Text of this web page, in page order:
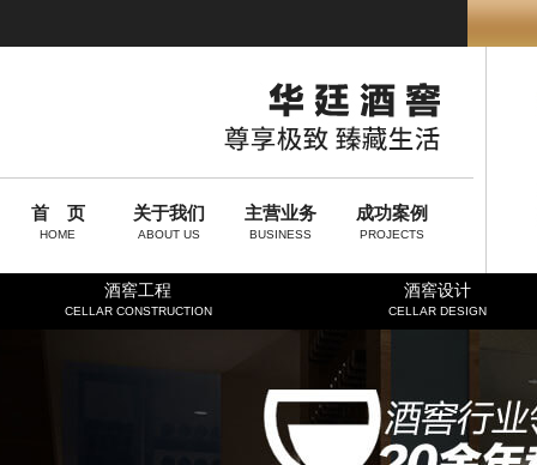
首 页
HOME
关于我们
ABOUT US
主营业务
BUSINESS
成功案例
PROJECTS
酒窖工程
CELLAR CONSTRUCTION
酒窖设计
CELLAR DESIGN